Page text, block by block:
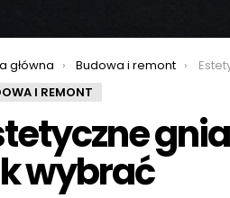
here:
główna Budowa i remont
I REMONT
wybrać